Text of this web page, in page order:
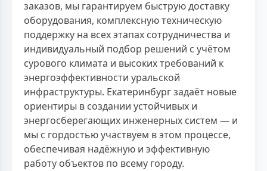
заказов, мы гарантируем быструю доставку
оборудования, комплексную техническую
поддержку на всех этапах сотрудничества и
индивидуальный подбор решений с учётом
сурового климата и высоких требований к
энергоэффективности уральской
инфраструктуры. Екатеринбург задаёт новые
ориентиры в создании устойчивых и
энергосберегающих инженерных систем — и
мы с гордостью участвуем в этом процессе,
обеспечивая надёжную и эффективную
работу объектов по всему городу.